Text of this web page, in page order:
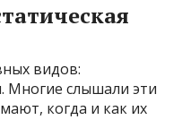
видов:
Многие слышали эти
когда и как их